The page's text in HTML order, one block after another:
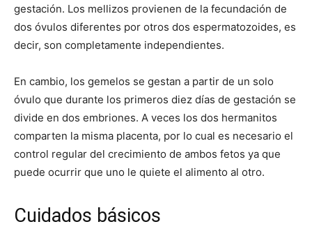
gestación. Los mellizos provienen de la fecundación de
dos óvulos diferentes por otros dos espermatozoides, es
decir, son completamente independientes.
En cambio, los gemelos se gestan a partir de un solo
óvulo que durante los primeros diez días de gestación se
divide en dos embriones. A veces los dos hermanitos
comparten la misma placenta, por lo cual es necesario el
control regular del crecimiento de ambos fetos ya que
puede ocurrir que uno le quiete el alimento al otro.
Cuidados básicos